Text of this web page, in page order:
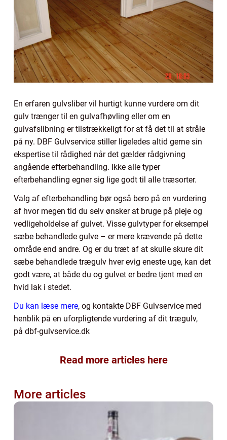
En erfaren gulvsliber vil hurtigt kunne vurdere om dit
gulv trænger til en gulvafhøvling eller om en
gulvafslibning er tilstrækkeligt for at få det til at stråle
på ny. DBF Gulvservice stiller ligeledes altid gerne sin
ekspertise til rådighed når det gælder rådgivning
angående efterbehandling. Ikke alle typer
efterbehandling egner sig lige godt til alle træsorter.
Valg af efterbehandling bør også bero på en vurdering
af hvor megen tid du selv ønsker at bruge på pleje og
vedligeholdelse af gulvet. Visse gulvtyper for eksempel
sæbe behandlede gulve – er mere krævende på dette
område end andre. Og er du træt af at skulle skure dit
sæbe behandlede trægulv hver evig eneste uge, kan det
godt være, at både du og gulvet er bedre tjent med en
hvid lak i stedet.
Du kan læse mere, og kontakte DBF Gulvservice med
henblik på en uforpligtende vurdering af dit trægulv,
på dbf-gulvservice.dk
Read more articles here
More articles